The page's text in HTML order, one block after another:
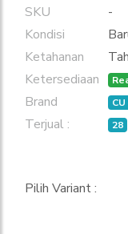
SKU
-
Kondisi
Ketahanan
Ketersediaan
Brand
Terjual : 28
Pilih Variant :